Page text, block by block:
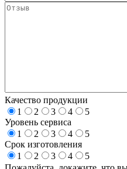
Качество продукции
1
2 3 4
5
Уровень сервиса
1
2 3 4
5
Срок изготовления
1
2 3 4
5